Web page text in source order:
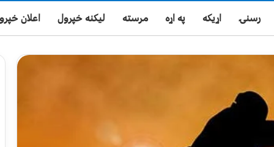
رسنۍ اړیکه په اړه مرسته لیکنه خپرول اعلان